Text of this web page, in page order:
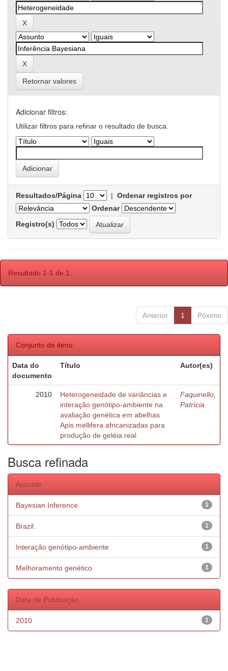
Retornar valores
Adicionar filtros:
Utilizar filtros para refinar o resultado de busca.
Resultados/Página | Ordenar registros por
Ordenar
Registro(s)
Resultado 1-1 de 1.
Anterior 1 Póximo
Conjunto de itens:
Data do
documento
Título Autor(es)
2010
Heterogeneidade de variâncias e
interação genótipo-ambiente na
avaliação genética em abelhas
Apis mellifera africanizadas para
produção de geléia real
Faquinello,
Patrícia
Busca refinada
Assunto
1
Bayesian Inference
1
Brazil.
1
Interação genótipo-ambiente
1
Melhoramento genético
Data de Publicação
1
2010